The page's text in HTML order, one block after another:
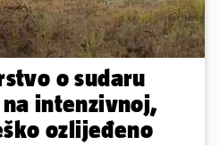
o sudaru
intenzivnoj,
ozlijeđeno